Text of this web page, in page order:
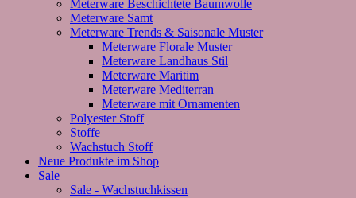
Meterware Beschichtete Baumwolle
Meterware Samt
Meterware Trends & Saisonale Muster
Meterware Florale Muster
Meterware Landhaus Stil
Meterware Maritim
Meterware Mediterran
Meterware mit Ornamenten
Polyester Stoff
Stoffe
Wachstuch Stoff
Neue Produkte im Shop
Sale
Sale - Wachstuchkissen